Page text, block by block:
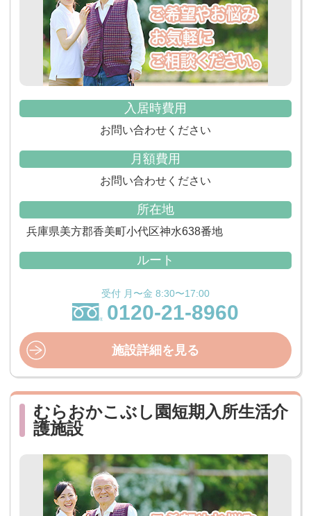
入居時費用
お問い合わせください
月額費用
お問い合わせください
所在地
兵庫県美方郡香美町小代区神水638番地
ルート
受付 月〜金 8:30〜17:00
0120-21-8960
施設詳細を見る
むらおかこぶし園短期入所生活介
護施設